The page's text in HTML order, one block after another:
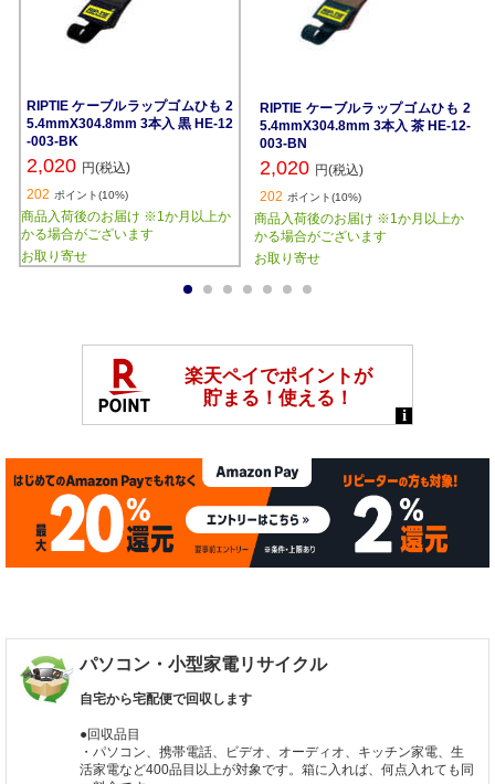
RIPTIE ケーブルラップゴムひも 2
5.4mmX304.8mm 3本入 黒 HE-12
-003-BK
2,020 円(税込)
202 ポイント(10%)
商品入荷後のお届け ※1か月以上か
かる場合がございます
お取り寄せ
RIPTIE ケーブルラップゴムひも 2
5.4mmX304.8mm 3本入 茶 HE-12-
003-BN
2,020 円(税込)
202 ポイント(10%)
商品入荷後のお届け ※1か月以上か
かる場合がございます
お取り寄せ
パソコン・小型家電リサイクル
自宅から宅配便で回収します
●回収品目
・パソコン、携帯電話、ビデオ、オーディオ、キッチン家電、生
活家電など400品目以上が対象です。箱に入れば、何点入れても同